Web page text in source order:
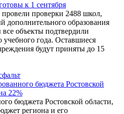
к 1 сентября
проверки 2488 школ,
дополнительного образования
объекты подтвердили
учебного года. Оставшиеся
будут приняты до 15
бюджета Ростовской
22%
бюджета Ростовской области,
региона и его